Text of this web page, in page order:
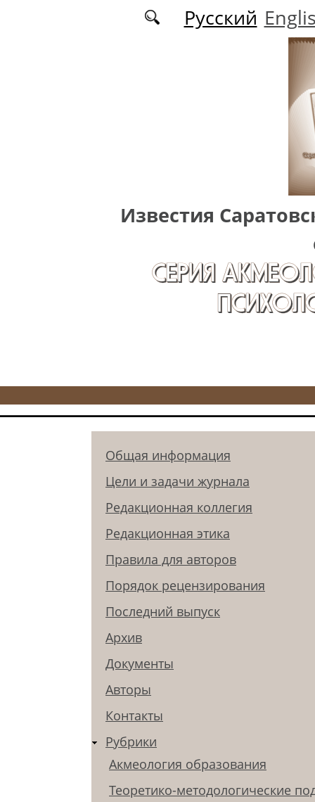
Перейти к основному содержаниюРусский
Известия
СЕРИЯ
Общая информация
Цели и задачи журнала
Редакционная коллегия
Редакционная этика
Правила для авторов
Порядок рецензирования
Последний выпуск
Архив
Документы
Авторы
Контакты
Рубрики
Акмеология образования
Теоретико-методологические